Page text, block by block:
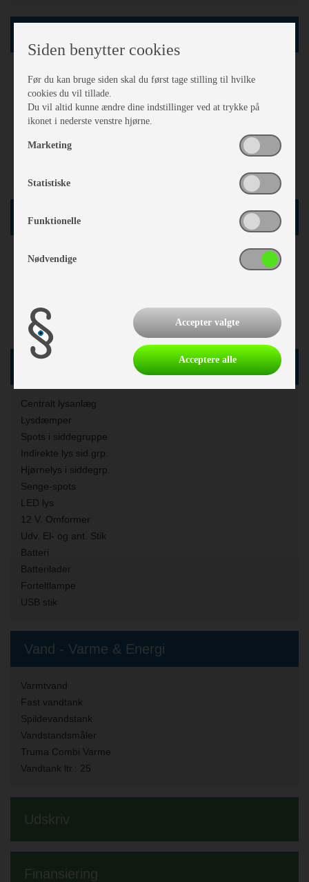
Holder til 2 cykler
Mover
Stor tagluge
Fluenetsdør
Køkken - Bad & Toilet
Kassettetoilet
Køleskabsstørrelse:
El, Elektronik & Medie
Centralt lysanlæg
Lysdæmper
Spots i siddegruppe
Indirekte lys sid.grp.
Hjørnelys i siddegrp.
Senge-spots
LED lys
12 V. Omformer
Udv. El- og ant. Stik
Batteri
Batterilader
Forteltlampe
USB stik
Vand - Varme & Energi
Varmtvand
Fast vandtank
Spildevandstank
Vandstandsmåler
Truma Combi Varme
Vandtank ltr.: 25
Udskriv
Finansiering
Siden benytter cookies
Før du kan bruge siden skal du først tage stilling til hvilke
cookies du vil tillade.
Du vil altid kunne ændre dine indstillinger ved at trykke på
ikonet i nederste venstre hjørne.
Marketing
Statistiske
Funktionelle
Nødvendige
Accepter valgte
Acceptere alle